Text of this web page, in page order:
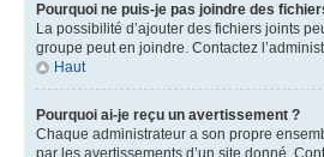
Pourquoi ne puis-je pas joindre des
La possibilité d’ajouter des fichiers joints
groupe peut en joindre. Contactez
Haut
Pourquoi ai-je reçu un avertissement ?
Chaque administrateur a son propre
par les avertissements d’un site donné.